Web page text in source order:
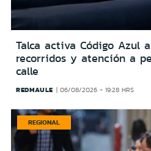
Talca activa Código Azul
recorridos y atención a
calle
REDMAULE 06/08/2026 - 19:28 HRS
REGIONAL